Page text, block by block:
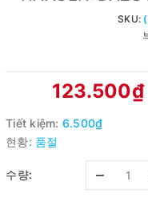
SKU:
123.500₫
Tiết kiệm: 6.500₫
현황: 품절
수량: –